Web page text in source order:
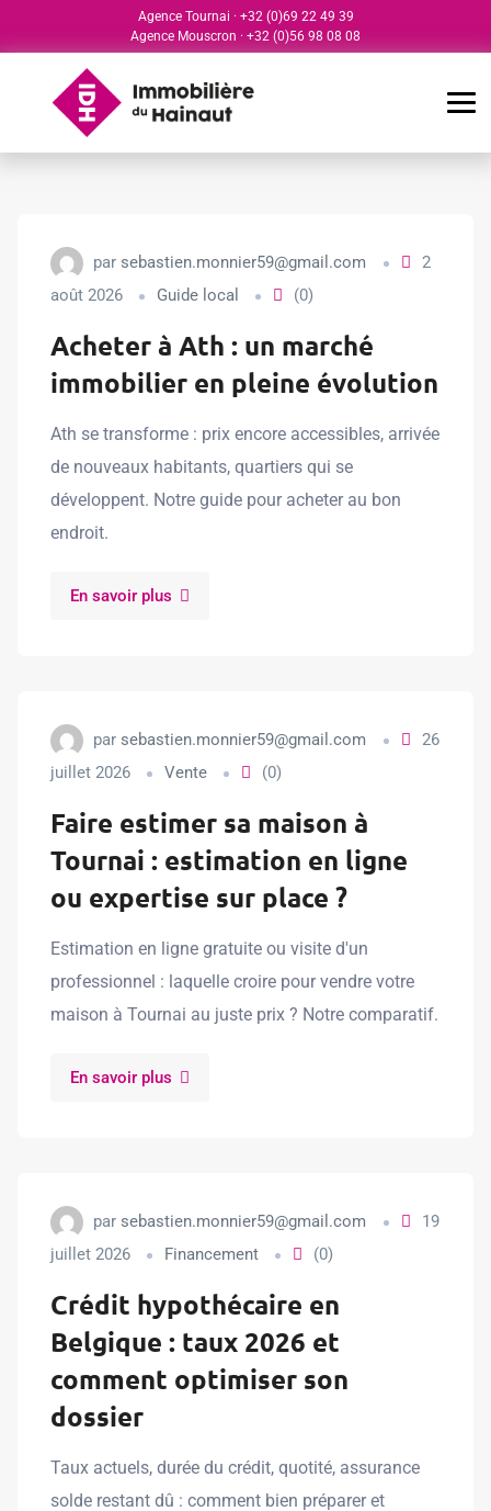
Agence Tournai · +32 (0)69 22 49 39
Agence Mouscron · +32 (0)56 98 08 08
par sebastien.monnier59@gmail.com
2
août 2026
Guide local (0)
Acheter à Ath : un marché
immobilier en pleine évolution
Ath se transforme : prix encore accessibles, arrivée
de nouveaux habitants, quartiers qui se
développent. Notre guide pour acheter au bon
endroit.
En savoir plus
par sebastien.monnier59@gmail.com
26
juillet 2026
Vente (0)
Faire estimer sa maison à
Tournai : estimation en ligne
ou expertise sur place ?
Estimation en ligne gratuite ou visite d'un
professionnel : laquelle croire pour vendre votre
maison à Tournai au juste prix ? Notre comparatif.
En savoir plus
par sebastien.monnier59@gmail.com
19
juillet 2026
Financement (0)
Crédit hypothécaire en
Belgique : taux 2026 et
comment optimiser son
dossier
Taux actuels, durée du crédit, quotité, assurance
solde restant dû : comment bien préparer et